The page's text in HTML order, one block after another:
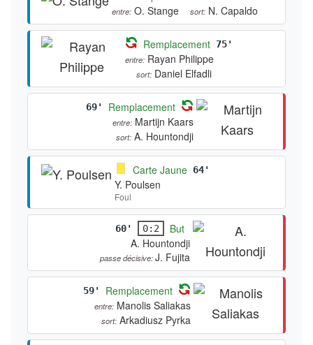
entre: O. Stange sort: N. Capaldo
Remplacement 75'
entre: Rayan Philippe
sort: Daniel Elfadli
69' Remplacement
entre: Martijn Kaars
sort: A. Hountondji
Carte Jaune 64'
Y. Poulsen
Foul
60' 0:2
But
A. Hountondji
passe décisive:J. Fujita
59' Remplacement
entre: Manolis Saliakas
sort: Arkadiusz Pyrka